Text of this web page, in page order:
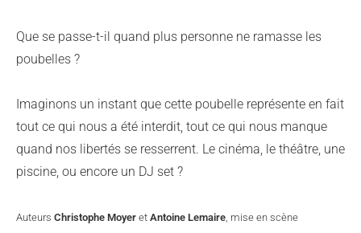
Que se passe-t-il quand plus personne ne ramasse les
poubelles ?
Imaginons un instant que cette poubelle représente en fait
tout ce qui nous a été interdit, tout ce qui nous manque
quand nos libertés se resserrent. Le cinéma, le théâtre, une
piscine, ou encore un DJ set ?
Auteurs Christophe Moyer et Antoine Lemaire, mise en scène